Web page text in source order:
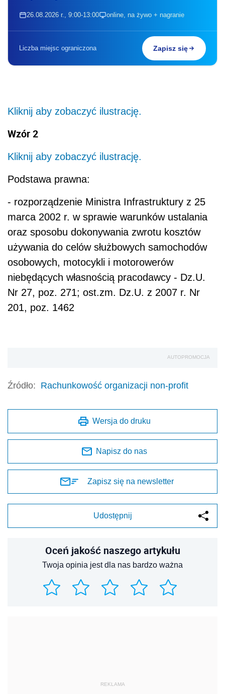
26.08.2026 r., 9:00-13:00 online, na żywo + nagranie
Liczba miejsc ograniczona Zapisz się
Kliknij aby zobaczyć ilustrację.
Wzór 2
Kliknij aby zobaczyć ilustrację.
Podstawa prawna:
- rozporządzenie Ministra Infrastruktury z 25
marca 2002 r. w sprawie warunków ustalania
oraz sposobu dokonywania zwrotu kosztów
używania do celów służbowych samochodów
osobowych, motocykli i motorowerów
niebędących własnością pracodawcy - Dz.U.
Nr 27, poz. 271; ost.zm. Dz.U. z 2007 r. Nr
201, poz. 1462
AUTOPROMOCJA
Źródło: Rachunkowość organizacji non-profit
Wersja do druku
Napisz do nas
Zapisz się na newsletter
Udostępnij
Oceń jakość naszego artykułu
Twoja opinia jest dla nas bardzo ważna
REKLAMA